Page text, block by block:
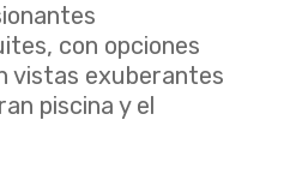
con opciones
vistas exuberantes
piscina y el